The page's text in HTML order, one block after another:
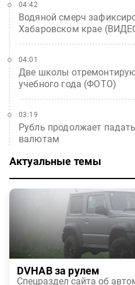
Водяной смерч
Хабаровском крае
04:42
Две школы
учебного года (ФОТО)
04:01
Рубль продолжает
валютам
03:19
Актуальные темы
DVHAB за рулем
Спецраздел сайта об